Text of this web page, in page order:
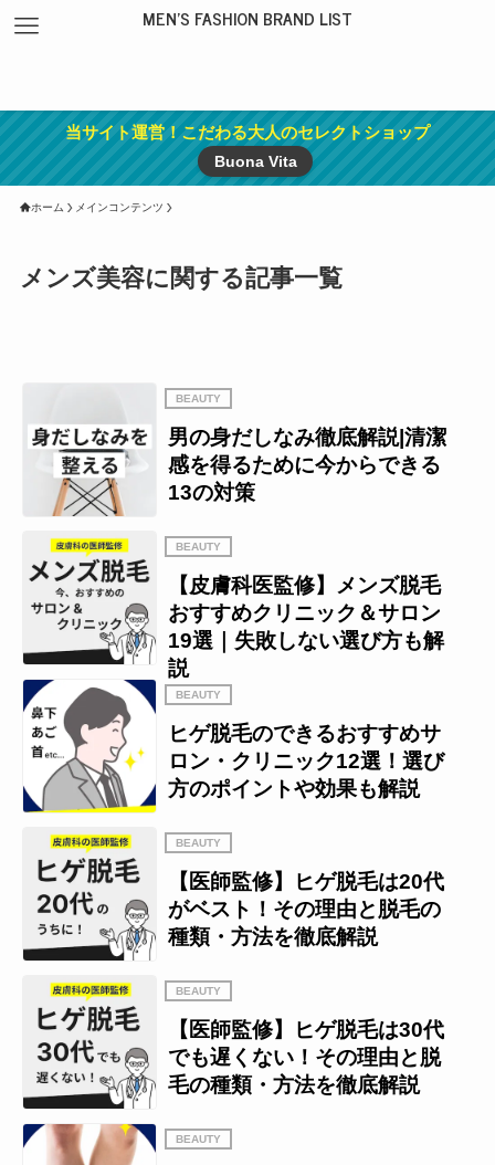
MEN'S FASHION BRAND LIST
当サイト運営！こだわる大人のセレクトショップ
Buona Vita
ホーム メインコンテンツ
メンズ美容に関する記事一覧
BEAUTY
男の身だしなみ徹底解説|清潔
感を得るために今からできる
13の対策
BEAUTY
【皮膚科医監修】メンズ脱毛
おすすめクリニック＆サロン
19選｜失敗しない選び方も解
説
BEAUTY
ヒゲ脱毛のできるおすすめサ
ロン・クリニック12選！選び
方のポイントや効果も解説
BEAUTY
【医師監修】ヒゲ脱毛は20代
がベスト！その理由と脱毛の
種類・方法を徹底解説
BEAUTY
【医師監修】ヒゲ脱毛は30代
でも遅くない！その理由と脱
毛の種類・方法を徹底解説
BEAUTY